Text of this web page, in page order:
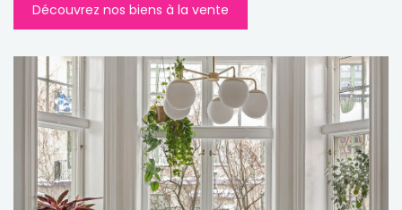
Découvrez nos biens à la vente